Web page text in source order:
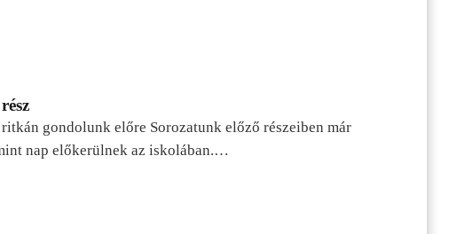
gondolunk előre Sorozatunk előző részeiben már
nap előkerülnek az iskolában.…